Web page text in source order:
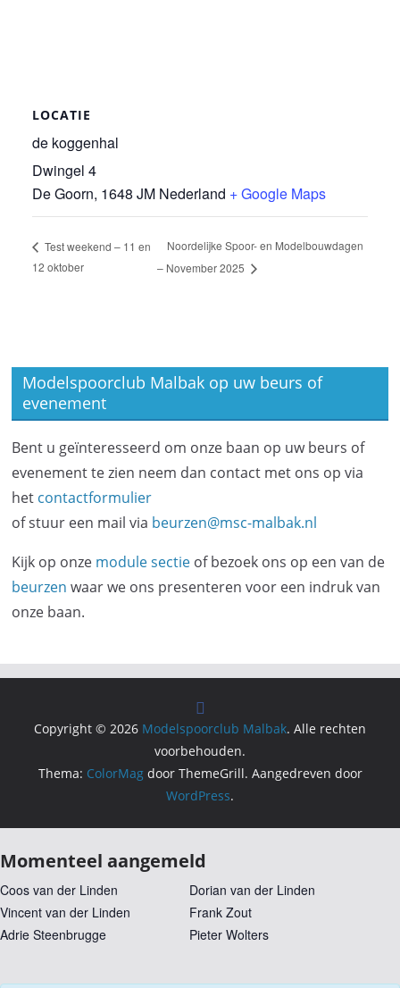
LOCATIE
de koggenhal
Dwingel 4
De Goorn, 1648 JM Nederland + Google Maps
Test weekend – 11 en
12 oktober
Noordelijke Spoor- en Modelbouwdagen
– November 2025
Modelspoorclub Malbak op uw beurs of
evenement
Bent u geïnteresseerd om onze baan op uw beurs of
evenement te zien neem dan contact met ons op via
het contactformulier
of stuur een mail via beurzen@msc-malbak.nl
Kijk op onze module sectie of bezoek ons op een van de
beurzen waar we ons presenteren voor een indruk van
onze baan.
Copyright © 2026 Modelspoorclub Malbak. Alle rechten
voorbehouden.
Thema: ColorMagdoor ThemeGrill. Aangedreven door
WordPress.
Momenteel aangemeld
Coos van der Linden
Vincent van der Linden
Adrie Steenbrugge
Dorian van der Linden
Frank Zout
Pieter Wolters